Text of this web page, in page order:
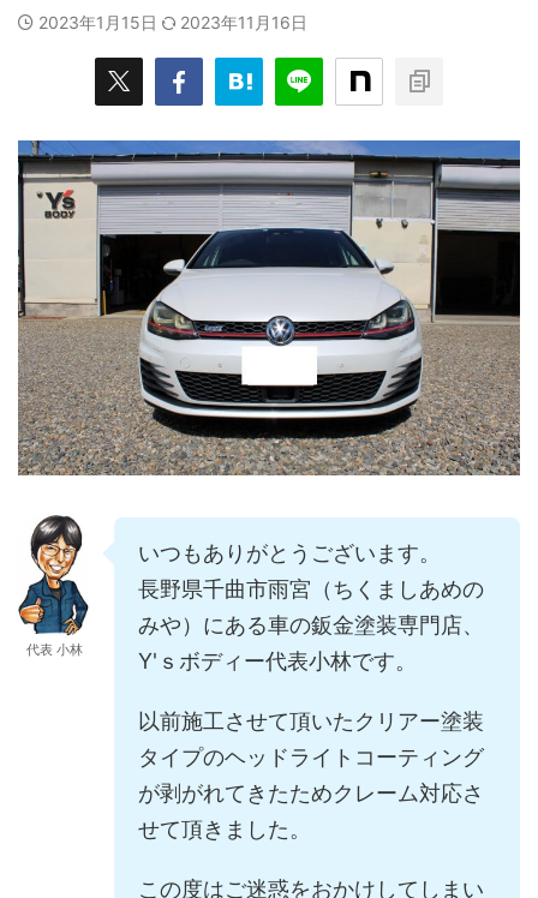
2023年1月15日 2023年11月16日
代表 小林
いつもありがとうございます。
長野県千曲市雨宮（ちくましあめの
みや）にある車の鈑金塗装専門店、
Y'ｓボディー代表小林です。
以前施工させて頂いたクリアー塗装
タイプのヘッドライトコーティング
が剥がれてきたためクレーム対応さ
せて頂きました。
この度はご迷惑をおかけしてしまい